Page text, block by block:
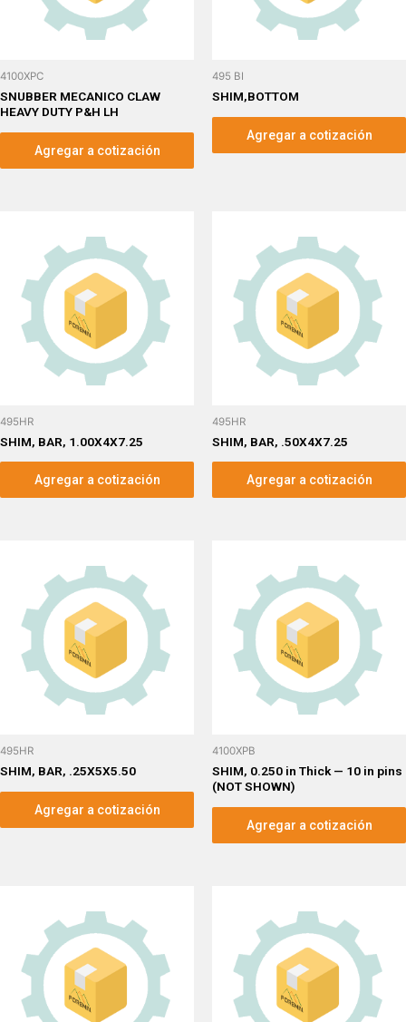
4100XPC
SNUBBER MECANICO CLAW
HEAVY DUTY P&H LH
Agregar a cotización
495 BI
SHIM,BOTTOM
Agregar a cotización
495HR
SHIM, BAR, 1.00X4X7.25
Agregar a cotización
495HR
SHIM, BAR, .50X4X7.25
Agregar a cotización
495HR
SHIM, BAR, .25X5X5.50
Agregar a cotización
4100XPB
SHIM, 0.250 in Thick — 10 in pins
(NOT SHOWN)
Agregar a cotización